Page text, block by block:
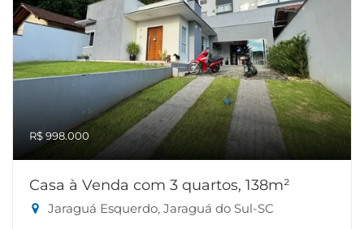
R$ 998.000
Casa à Venda com 3 quartos, 138m²
Jaraguá Esquerdo, Jaraguá do Sul-SC